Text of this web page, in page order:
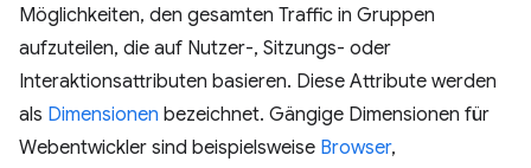
Möglichkeiten, den gesamten Traffic in Gruppen
aufzuteilen, die auf Nutzer-, Sitzungs- oder
Interaktionsattributen basieren. Diese Attribute werden
als Dimensionen bezeichnet. Gängige Dimensionen für
Webentwickler sind beispielsweise Browser,